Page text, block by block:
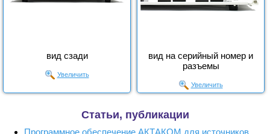
вид сзади
Увеличить
вид на серийный номер и
разъемы
Увеличить
Статьи, публикации
Программное обеспечение АКТАКОМ для источников